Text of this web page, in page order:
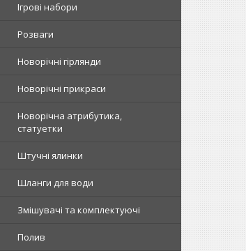
Ігрові набори
Розваги
Новорічні гірлянди
Новорічні прикраси
Новорічна атрибутика,
статуетки
Штучні ялинки
Шланги для води
Змішувачі та комплектуючі
Полив